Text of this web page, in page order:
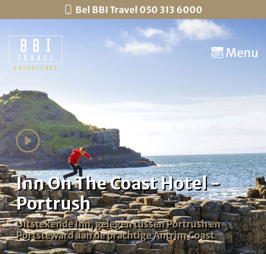
Bel BBI Travel 050 313 6000
Menu
Inn On The Coast Hotel -
Portrush
Uitstekende Inn, gelegen tussen Portrush en
Portsteward aan de prachtige Antrim Coast